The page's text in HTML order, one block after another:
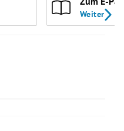
Weiter